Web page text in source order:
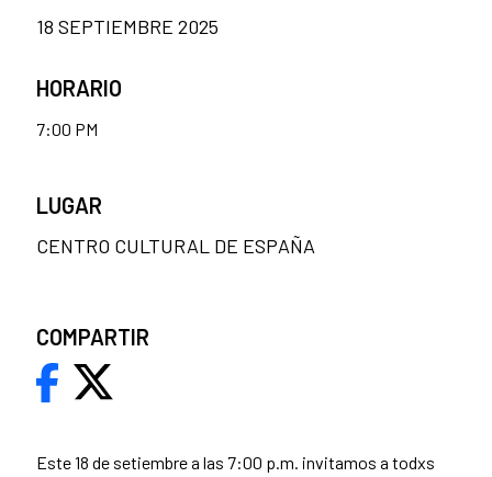
Este 18 de setiembre a las 7:00 p.m. invitamos a todxs
18 SEPTIEMBRE 2025
HORARIO
7:00 PM
LUGAR
CENTRO CULTURAL DE ESPAÑA
COMPARTIR